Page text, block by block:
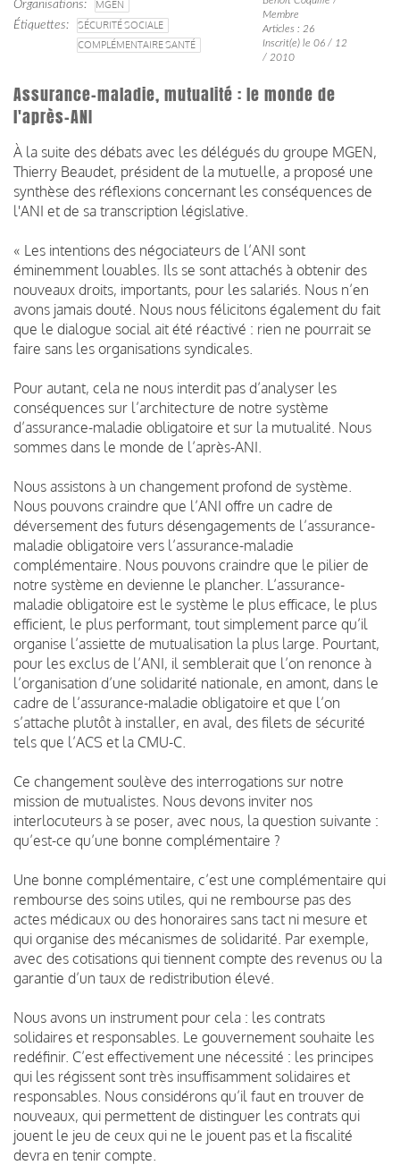
Organisations
MGEN
Étiquettes
SÉCURITÉ SOCIALE
COMPLÉMENTAIRE SANTÉ
Membre
Articles : 26
Inscrit(e) le 06 / 12
/ 2010
Assurance-maladie, mutualité : le monde de
l'après-ANI
À la suite des débats avec les délégués du groupe MGEN,
Thierry Beaudet, président de la mutuelle, a proposé une
synthèse des réflexions concernant les conséquences de
l'ANI et de sa transcription législative.
« Les intentions des négociateurs de l’ANI sont
éminemment louables. Ils se sont attachés à obtenir des
nouveaux droits, importants, pour les salariés. Nous n’en
avons jamais douté. Nous nous félicitons également du fait
que le dialogue social ait été réactivé : rien ne pourrait se
faire sans les organisations syndicales.
Pour autant, cela ne nous interdit pas d’analyser les
conséquences sur l’architecture de notre système
d’assurance-maladie obligatoire et sur la mutualité. Nous
sommes dans le monde de l’après-ANI.
Nous assistons à un changement profond de système.
Nous pouvons craindre que l’ANI offre un cadre de
déversement des futurs désengagements de l’assurance-
maladie obligatoire vers l’assurance-maladie
complémentaire. Nous pouvons craindre que le pilier de
notre système en devienne le plancher. L’assurance-
maladie obligatoire est le système le plus efficace, le plus
efficient, le plus performant, tout simplement parce qu’il
organise l’assiette de mutualisation la plus large. Pourtant,
pour les exclus de l’ANI, il semblerait que l’on renonce à
l’organisation d’une solidarité nationale, en amont, dans le
cadre de l’assurance-maladie obligatoire et que l’on
s’attache plutôt à installer, en aval, des filets de sécurité
tels que l’ACS et la CMU-C.
Ce changement soulève des interrogations sur notre
mission de mutualistes. Nous devons inviter nos
interlocuteurs à se poser, avec nous, la question suivante :
qu’est-ce qu’une bonne complémentaire ?
Une bonne complémentaire, c’est une complémentaire qui
rembourse des soins utiles, qui ne rembourse pas des
actes médicaux ou des honoraires sans tact ni mesure et
qui organise des mécanismes de solidarité. Par exemple,
avec des cotisations qui tiennent compte des revenus ou la
garantie d’un taux de redistribution élevé.
Nous avons un instrument pour cela : les contrats
solidaires et responsables. Le gouvernement souhaite les
redéfinir. C’est effectivement une nécessité : les principes
qui les régissent sont très insuffisamment solidaires et
responsables. Nous considérons qu’il faut en trouver de
nouveaux, qui permettent de distinguer les contrats qui
jouent le jeu de ceux qui ne le jouent pas et la fiscalité
devra en tenir compte.